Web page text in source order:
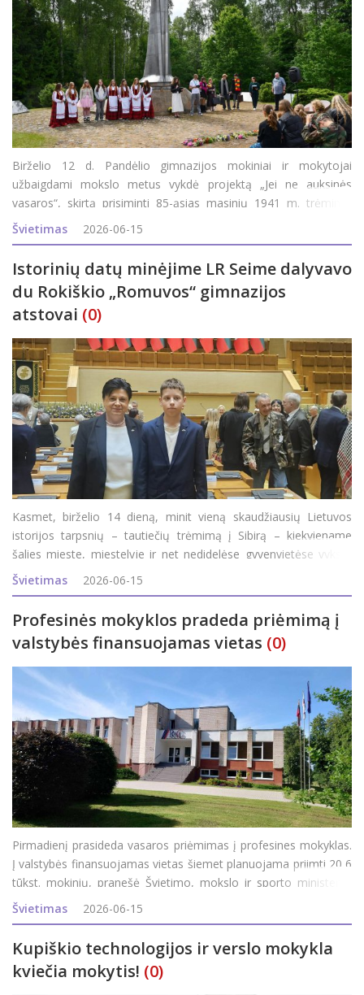
Birželio 12 d. Pandėlio gimnazijos mokiniai ir mokytojai
užbaigdami mokslo metus vykdė projektą „Jei ne auksinės
vasaros“, skirtą prisiminti 85-ąsias masinių 1941 m. trėmimų
metines. Į renginį atvyko A. Smetonos šaulių 5-osios rinktinės
501 kuopos jaunieji šauliai su vadova
Švietimas 2026-06-15
Istorinių datų minėjime LR Seime dalyvavo
du Rokiškio „Romuvos“ gimnazijos
atstovai (0)
Kasmet, birželio 14 dieną, minit vieną skaudžiausių Lietuvos
istorijos tarpsnių – tautiečių trėmimą į Sibirą – kiekviename
šalies mieste, miestelyje ir net nedidelėse gyvenvietėse vyksta
simboliniai minėjimo renginiai. Šiemet sukanka 85 metai nuo
pirmojo masinio Lietuvos gy
Švietimas 2026-06-15
Profesinės mokyklos pradeda priėmimą į
valstybės finansuojamas vietas (0)
Pirmadienį prasideda vasaros priėmimas į profesines mokyklas.
Į valstybės finansuojamas vietas šiemet planuojama priimti 20,6
tūkst. mokinių, pranešė Švietimo, mokslo ir sporto ministerija
(ŠMSM). Anot ministerijos, daugiausia valstybės finansuojamų
vietų suplanuota
Švietimas 2026-06-15
Kupiškio technologijos ir verslo mokykla
kviečia mokytis! (0)